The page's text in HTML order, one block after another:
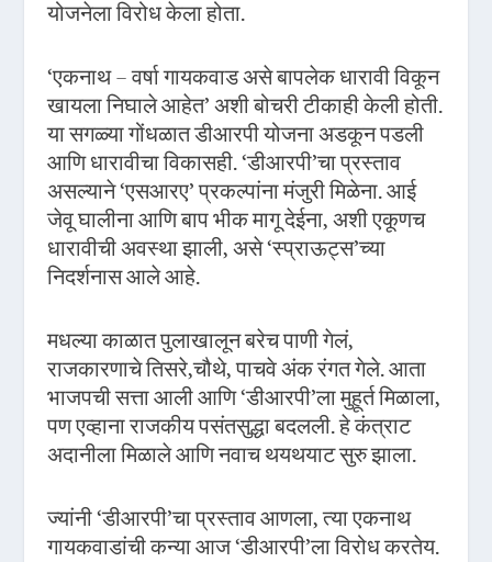
योजनेला विरोध केला होता.
‘एकनाथ – वर्षा गायकवाड असे बापलेक धारावी विकून
खायला निघाले आहेत’ अशी बोचरी टीकाही केली होती.
या सगळ्या गोंधळात डीआरपी योजना अडकून पडली
आणि धारावीचा विकासही. ‘डीआरपी’चा प्रस्ताव
असल्याने ‘एसआरए’ प्रकल्पांना मंजुरी मिळेना. आई
जेवू घालीना आणि बाप भीक मागू देईना, अशी एकूणच
धारावीची अवस्था झाली, असे ‘स्प्राऊट्स’च्या
निदर्शनास आले आहे.
मधल्या काळात पुलाखालून बरेच पाणी गेलं,
राजकारणाचे तिसरे,चौथे, पाचवे अंक रंगत गेले. आता
भाजपची सत्ता आली आणि ‘डीआरपी’ला मुहूर्त मिळाला,
पण एव्हाना राजकीय पसंतसुद्धा बदलली. हे कंत्राट
अदानीला मिळाले आणि नवाच थयथयाट सुरु झाला.
ज्यांनी ‘डीआरपी’चा प्रस्ताव आणला, त्या एकनाथ
गायकवाडांची कन्या आज ‘डीआरपी’ला विरोध करतेय.